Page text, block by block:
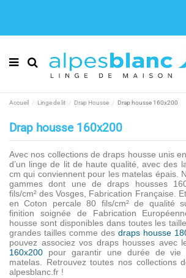
Accueil Linge de lit Drap Housse Drap housse 160x200
Drap housse 160x200
Avec nos collections de draps housse unis
d’un linge de lit de haute qualité, avec des
cm qui conviennent pour les matelas épais.
gammes dont une de draps housses
fils/cm² des Vosges, Fabrication Française.
en Coton percale 80 fils/cm² de qualité
finition soignée de Fabrication
housse sont disponibles dans toutes les
grandes tailles comme des draps housse
pouvez associez vos draps housses avec
160x200 pour garantir une durée de vie
matelas. Retrouvez toutes nos collections
alpesblanc.fr !